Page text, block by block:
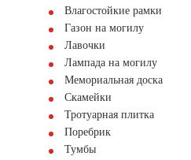
Влагостойкие рамки
Газон на могилу
Лавочки
Лампада на могилу
Мемориальная доска
Скамейки
Тротуарная плитка
Поребрик
Тумбы